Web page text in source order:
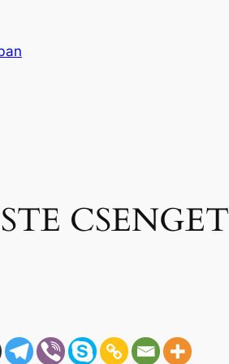
CSENGET